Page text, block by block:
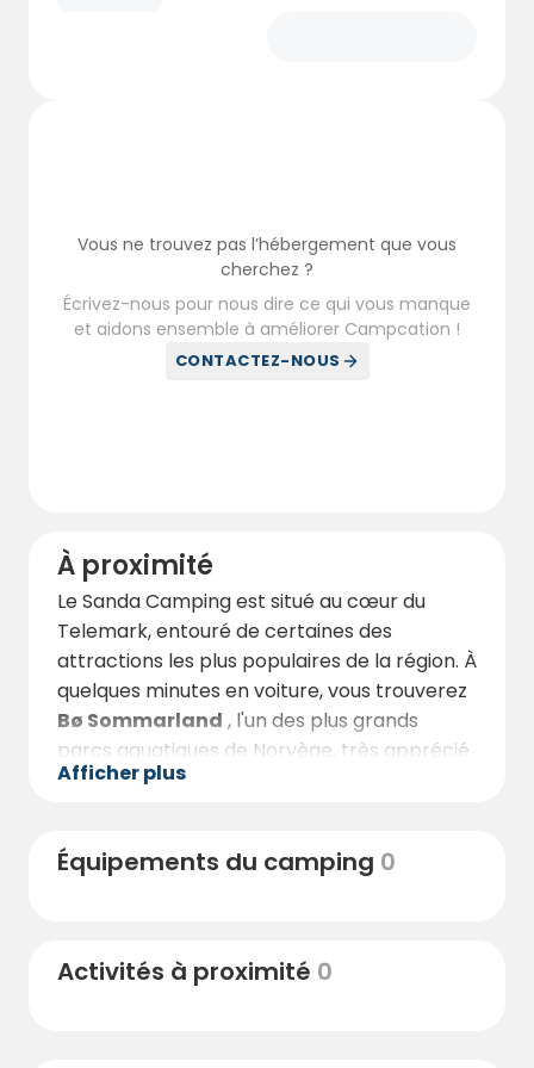
Vous ne trouvez pas l’hébergement que vous
cherchez ?
Écrivez-nous pour nous dire ce qui vous manque
et aidons ensemble à améliorer Campcation !
CONTACTEZ-NOUS
À proximité
Le Sanda Camping est situé au cœur du
Telemark, entouré de certaines des
attractions les plus populaires de la région. À
quelques minutes en voiture, vous trouverez
Bø Sommarland , l'un des plus grands
parcs aquatiques de Norvège, très apprécié
des familles. Pour ceux qui aiment la culture
naturels, est une visite incontournable.
montagnes de la région. Depuis le camping,
Afficher plus
Équipements du camping 0
Activités à proximité 0